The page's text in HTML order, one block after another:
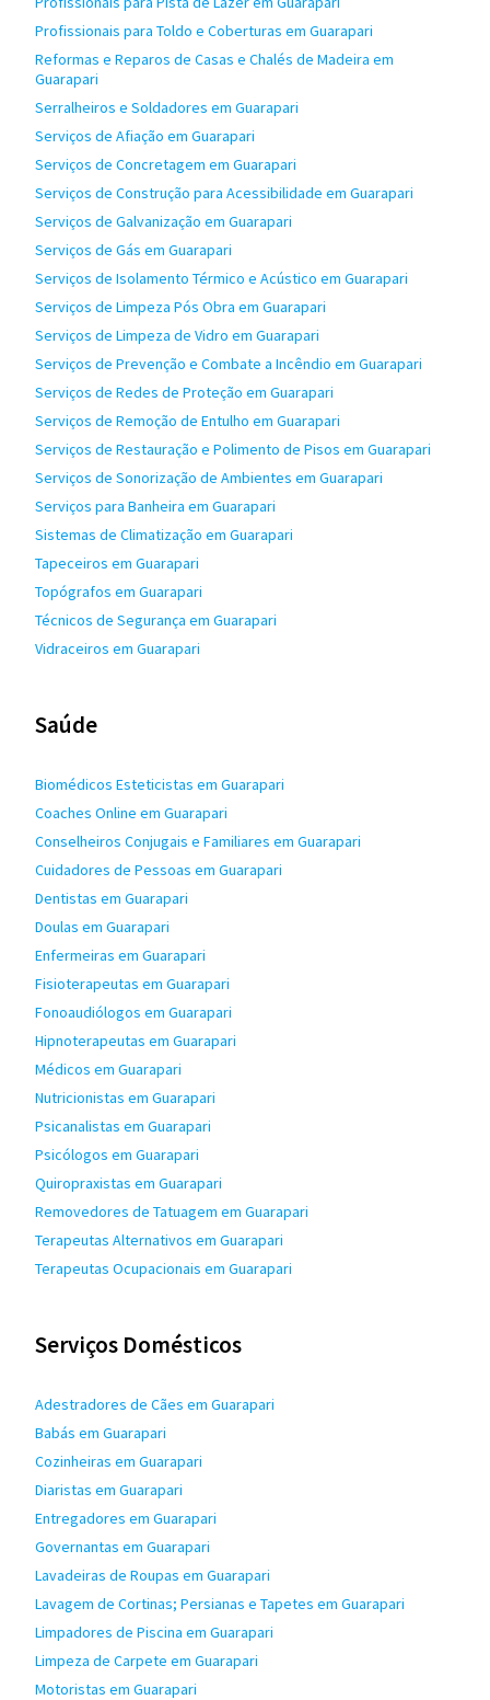
Profissionais para Toldo e Coberturas em Guarapari
Reformas e Reparos de Casas e Chalés de Madeira em
Guarapari
Serralheiros e Soldadores em Guarapari
Serviços de Afiação em Guarapari
Serviços de Concretagem em Guarapari
Serviços de Construção para Acessibilidade em Guarapari
Serviços de Galvanização em Guarapari
Serviços de Gás em Guarapari
Serviços de Isolamento Térmico e Acústico em Guarapari
Serviços de Limpeza Pós Obra em Guarapari
Serviços de Limpeza de Vidro em Guarapari
Serviços de Prevenção e Combate a Incêndio em Guarapari
Serviços de Redes de Proteção em Guarapari
Serviços de Remoção de Entulho em Guarapari
Serviços de Restauração e Polimento de Pisos em Guarapari
Serviços de Sonorização de Ambientes em Guarapari
Serviços para Banheira em Guarapari
Sistemas de Climatização em Guarapari
Tapeceiros em Guarapari
Topógrafos em Guarapari
Técnicos de Segurança em Guarapari
Vidraceiros em Guarapari
Saúde
Biomédicos Esteticistas em Guarapari
Coaches Online em Guarapari
Conselheiros Conjugais e Familiares em Guarapari
Cuidadores de Pessoas em Guarapari
Dentistas em Guarapari
Doulas em Guarapari
Enfermeiras em Guarapari
Fisioterapeutas em Guarapari
Fonoaudiólogos em Guarapari
Hipnoterapeutas em Guarapari
Médicos em Guarapari
Nutricionistas em Guarapari
Psicanalistas em Guarapari
Psicólogos em Guarapari
Quiropraxistas em Guarapari
Removedores de Tatuagem em Guarapari
Terapeutas Alternativos em Guarapari
Terapeutas Ocupacionais em Guarapari
Serviços Domésticos
Adestradores de Cães em Guarapari
Babás em Guarapari
Cozinheiras em Guarapari
Diaristas em Guarapari
Entregadores em Guarapari
Governantas em Guarapari
Lavadeiras de Roupas em Guarapari
Lavagem de Cortinas; Persianas e Tapetes em Guarapari
Limpadores de Piscina em Guarapari
Limpeza de Carpete em Guarapari
Motoristas em Guarapari